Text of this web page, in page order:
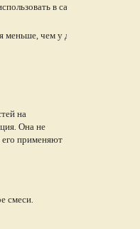
в санузлах и
меньше, чем у двуводного
на
Она не
применяют
смеси.